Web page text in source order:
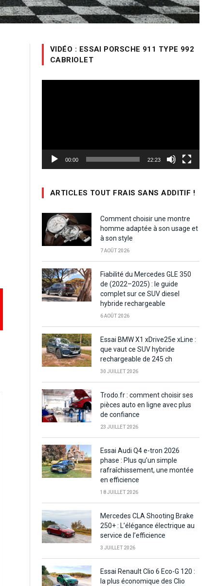
VIDÉO : ESSAI PORSCHE 911 TYPE 992
CABRIOLET
00:00 22:23
ARTICLES TOUT FRAIS SANS ADDITIF !
Comment choisir une montre
homme adaptée à son usage et
à son style
7 AOÛT 2026
Fiabilité du Mercedes GLE 350
de (2022–2025) : le guide
complet sur ce SUV diesel
hybride rechargeable
6 AOÛT 2026
Essai BMW X1 xDrive25e xLine :
que vaut ce SUV hybride
rechargeable de 245 ch
30 JUILLET 2026
Trodo.fr : comment choisir ses
pièces auto en ligne avec plus
de confiance
23 JUILLET 2026
Essai Audi Q4 e-tron 2026
phase : Plus qu’un simple
rafraîchissement, une montée
en efficience
18 JUILLET 2026
Mercedes CLA Shooting Brake
250+ : L’élégance électrique au
service de l’efficience
3 JUILLET 2026
Essai Renault Clio 6 Eco-G 120 :
la plus économique des Clio